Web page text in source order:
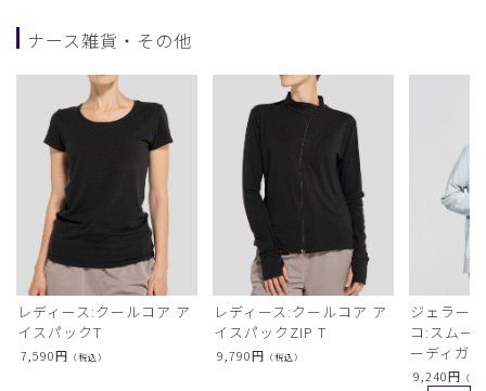
ナース雑貨・その他
レディース:クールコア ア
イスパックT
7,590円 （税込）
レディース:クールコア ア
イスパックZIP T
9,790円 （税込）
ジェラー
コ:スムー
ーディガン
9,240円 （税